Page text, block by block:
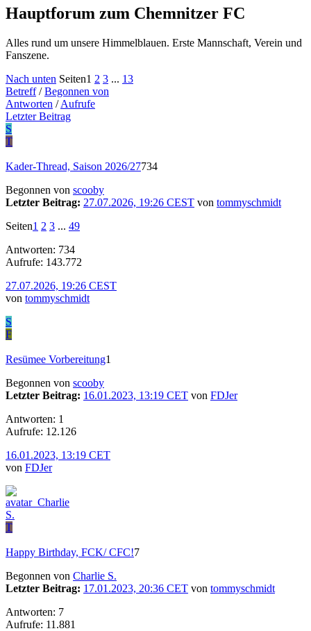
Hauptforum zum Chemnitzer FC
Alles rund um unsere Himmelblauen. Erste Mannschaft, Verein und
Fanszene.
Nach unten Seiten1 2 3 ... 13
Betreff/Begonnen von
Antworten /Aufrufe
Letzter Beitrag
S
T
Kader-Thread, Saison 2026/27734
Begonnen von scooby
Letzter Beitrag: 27.07.2026, 19:26 CEST von tommyschmidt
Seiten1 2 3 ... 49
Antworten: 734
Aufrufe: 143.772
27.07.2026, 19:26 CEST
von tommyschmidt
S
F
Resümee Vorbereitung1
Begonnen von scooby
Letzter Beitrag: 16.01.2023, 13:19 CET von FDJer
Antworten: 1
Aufrufe: 12.126
16.01.2023, 13:19 CET
von FDJer
T
Happy Birthday, FCK/ CFC!7
Begonnen von Charlie S.
Letzter Beitrag: 17.01.2023, 20:36 CET von tommyschmidt
Antworten: 7
Aufrufe: 11.881